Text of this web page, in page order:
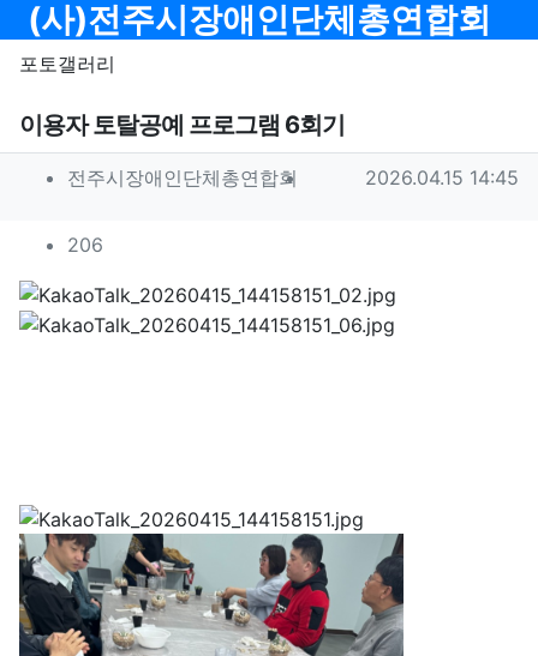
메뉴
(사)전주시장애인단체총연합회
포토갤러리
이용자 토탈공예 프로그램 6회기
작성자 정보
전주시장애인단체총연합회 작성일
2026.04.15 14:45
컨텐츠 정보
206
본문